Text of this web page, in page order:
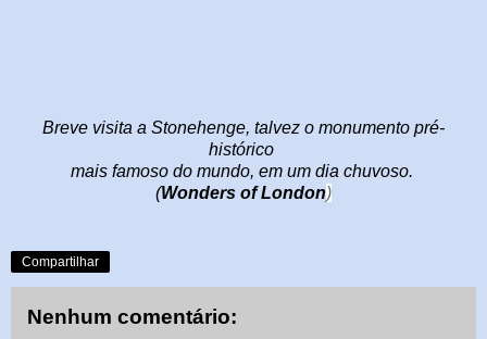
Breve visita a Stonehenge, talvez o monumento pré-
histórico
mais famoso do mundo, em um dia chuvoso.
(Wonders of London)
Compartilhar
Nenhum comentário: